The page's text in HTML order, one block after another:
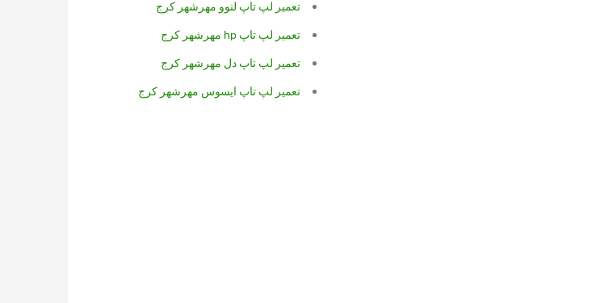
تعمیر لپ تاپ لنوو مهرشهر کرج
تعمیر لپ تاپ hp مهرشهر کرج
تعمیر لپ تاپ دل مهرشهر کرج
تعمیر لپ تاپ ایسوس مهرشهر کرج